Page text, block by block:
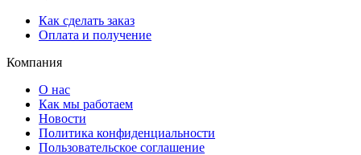
Как сделать заказ
Оплата и получение
Компания
О нас
Как мы работаем
Новости
Политика конфиденциальности
Пользовательское соглашение